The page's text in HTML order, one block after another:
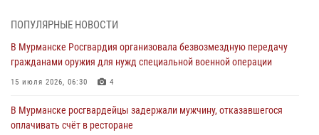
03 августа 2026, 12:23 4
Сотрудники вневедомственной охраны Росгвардии пресекли
хулиганские действия дебошира на автозаправочной станции
города Кандалакши
Сотрудники Росгвардии провели инструктаж по
ПОПУЛЯРНЫЕ НОВОСТИ
В Мурманске Росгвардия организовала безвозмездную передачу
гражданами оружия для нужд специальной военной операции
15 июля 2026, 06:30 4
В Мурманске росгвардейцы задержали мужчину, отказавшегося
оплачивать счёт в ресторане